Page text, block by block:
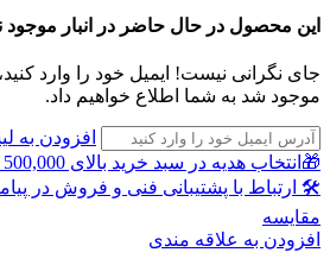
این محصول در حال حاضر در انبار
جای نگرانی نیست! ایمیل خود را وارد
موجود شد به شما اطلاع خواهیم داد.
افزودن به
🎁انتخاب هدیه در سبد خرید بالای 500,000 تومان
🛠 ارتباط با پشتیبانی فنی و فروش در
مقايسه
افزودن به علاقه مندی